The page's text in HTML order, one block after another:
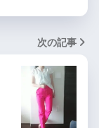
次の記事